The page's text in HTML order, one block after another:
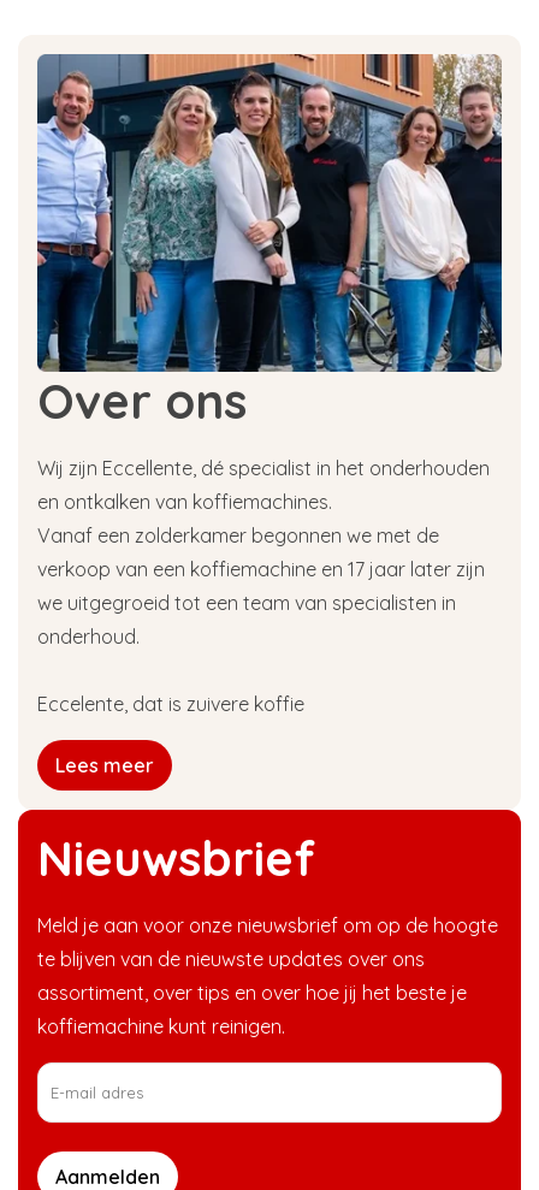
Nieuwsbrief
Meld je aan voor onze nieuwsbrief om op de hoogte
te blijven van de nieuwste updates over ons
assortiment, over tips en over hoe jij het beste je
koffiemachine kunt reinigen.
Aanmelden
Over ons
Wij zijn Eccellente, dé specialist in het onderhouden
en ontkalken van koffiemachines.
Vanaf een zolderkamer begonnen we met de
verkoop van een koffiemachine en 17 jaar later zijn
we uitgegroeid tot een team van specialisten in
onderhoud.
Eccelente, dat is zuivere koffie
Lees meer